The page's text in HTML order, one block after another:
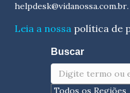
helpdesk@vidanossa.com.br.
Leia a nossa política de
Buscar